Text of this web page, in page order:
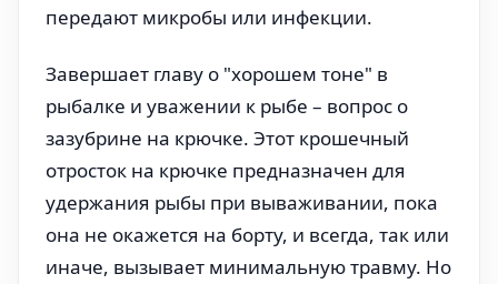
передают микробы или инфекции.
Завершает главу о "хорошем тоне" в
рыбалке и уважении к рыбе – вопрос о
зазубрине на крючке. Этот крошечный
отросток на крючке предназначен для
удержания рыбы при вываживании, пока
она не окажется на борту, и всегда, так или
иначе, вызывает минимальную травму. Но